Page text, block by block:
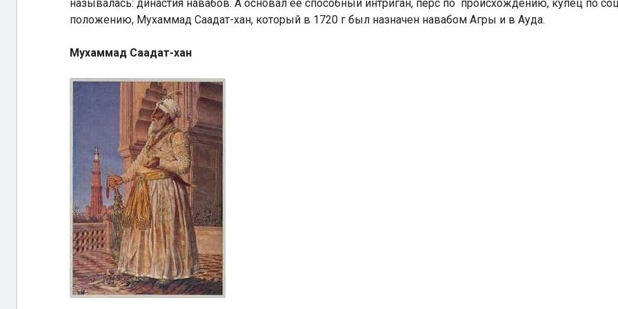
называлась: династия навабов. А основал её способный интриган, перс по происхождению, купец по
положению, Мухаммад Саадат-хан, который в 1720 г был назначен навабом Агры и в Ауда.
Мухаммад Саадат-хан